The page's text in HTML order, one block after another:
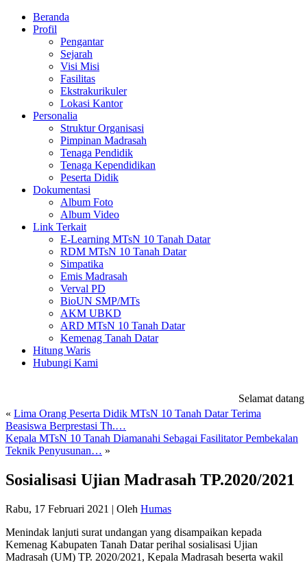
Beranda
Profil
Pengantar
Sejarah
Visi Misi
Fasilitas
Ekstrakurikuler
Lokasi Kantor
Personalia
Struktur Organisasi
Pimpinan Madrasah
Tenaga Pendidik
Tenaga Kependidikan
Peserta Didik
Dokumentasi
Album Foto
Album Video
Link Terkait
E-Learning MTsN 10 Tanah Datar
RDM MTsN 10 Tanah Datar
Simpatika
Emis Madrasah
Verval PD
BioUN SMP/MTs
AKM UBKD
ARD MTsN 10 Tanah Datar
Kemenag Tanah Datar
Hitung Waris
Hubungi Kami
Selamat datang di
« Lima Orang Peserta Didik MTsN 10 Tanah Datar Terima
Beasiswa Berprestasi Th.…
Kepala MTsN 10 Tanah Diamanahi Sebagai Fasilitator Pembekalan
Teknik Penyusunan… »
Sosialisasi Ujian Madrasah TP.2020/2021
Rabu, 17 Februari 2021 | Oleh Humas
Menindak lanjuti surat undangan yang disampaikan kepada
Kemenag Kabupaten Tanah Datar perihal sosialisasi Ujian
Madrasah (UM) TP. 2020/2021, Kepala Madrasah beserta wakil